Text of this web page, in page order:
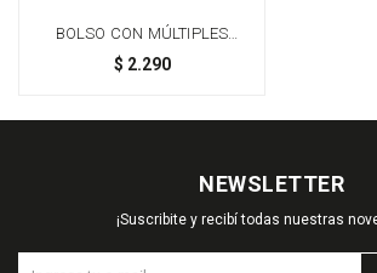
BOLSO CON MÚLTIPLES
BOLSILLOS INTERIORES -
$ 2.290
NEWSLETTER
¡Suscribite y recibí todas nuestras